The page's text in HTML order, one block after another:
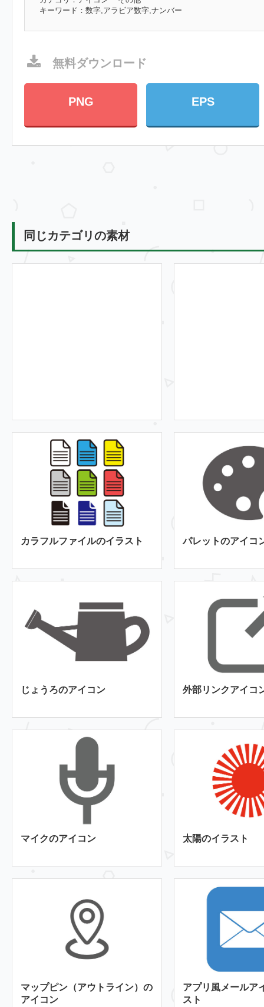
キーワード： 数字,アラビア数字,ナンバー
無料ダウンロード
PNG EPS
同じカテゴリの素材
カラフルファイルのイラスト パレットのアイコ
じょうろのアイコン 外部リンクアイコ
マイクのアイコン 太陽のイラスト
マップピン（アウトライン）の
アイコン
アプリ風メールア
スト